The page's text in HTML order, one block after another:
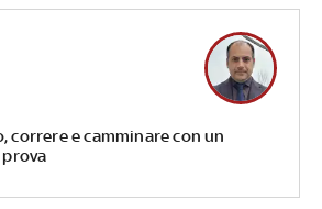
correre e camminare con un
prova